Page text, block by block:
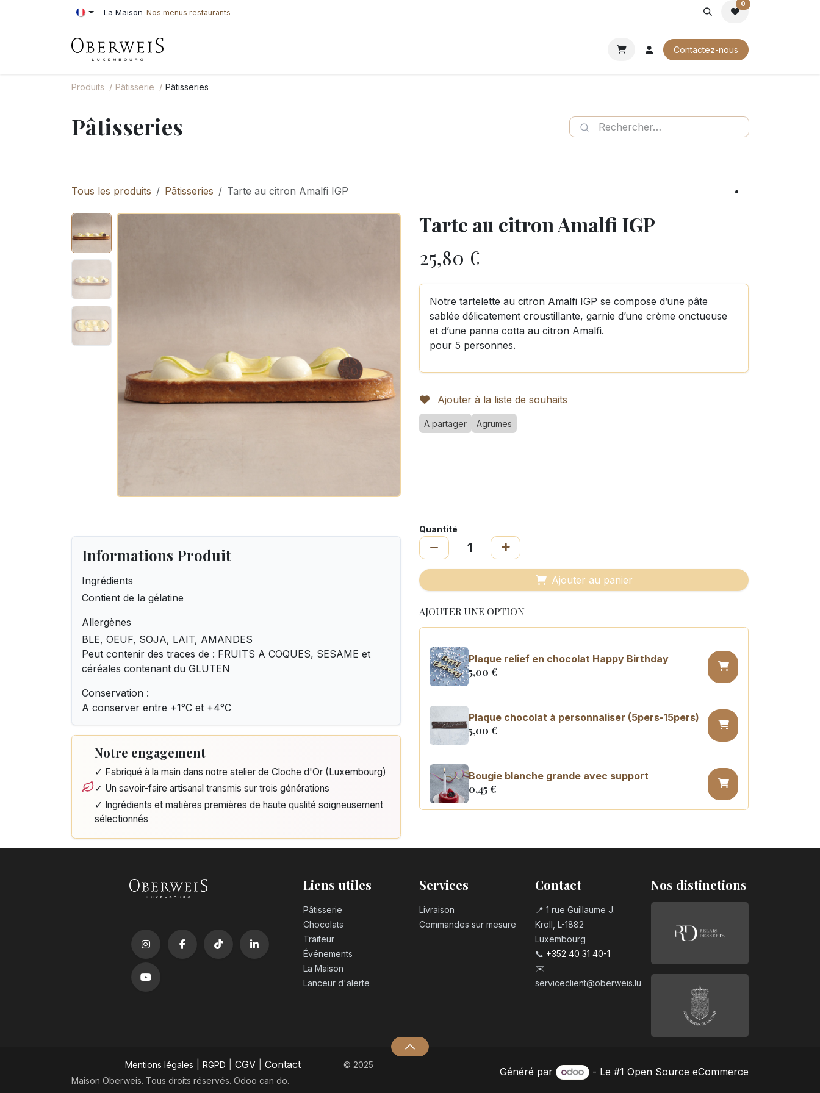
Se rendre au contenu La Maison Nos menus restaurants
0
Contactez-nous
Produits Pâtisserie Pâtisseries
Pâtisseries
Tous les produits Pâtisseries Tarte au citron Amalfi IGP
Tarte au citron Amalfi IGP
25,80 €
Notre tartelette au citron Amalfi IGP se compose d’une pâte
sablée délicatement croustillante, garnie d’une crème onctueuse
et d’une panna cotta au citron Amalfi.
pour 5 personnes.
Ajouter à la liste de souhaits
A partager Agrumes
Informations Produit
Ingrédients
Contient de la gélatine
Allergènes
BLE, OEUF, SOJA, LAIT, AMANDES
Peut contenir des traces de : FRUITS A COQUES, SESAME et
céréales contenant du GLUTEN
Conservation :
A conserver entre +1°C et +4°C
Notre engagement
✓ Fabriqué à la main dans notre atelier de Cloche d'Or (Luxembourg)
✓ Un savoir-faire artisanal transmis sur trois générations
✓ Ingrédients et matières premières de haute qualité soigneusement
sélectionnés
Quantité
Ajouter au panier
AJOUTER UNE OPTION
Plaque relief en chocolat Happy Birthday
5,00 €
Plaque chocolat à personnaliser (5pers-15pers)
5,00 €
Bougie blanche grande avec support
0,45 €
Bougie chiffre n°1
Bougie chiffre n°2
Bougie chiffre n°3
Liens utiles
Pâtisserie
Chocolats
Traiteur
Événements
La Maison
Lanceur d'alerte
Services
Livraison
Commandes sur mesure
Contact
📍 1 rue Guillaume J.
Kroll, L-1882
Luxembourg
📞 +352 40 31 40-1
✉️
serviceclient@oberweis.lu
Nos distinctions
Mentions légales RGPD CGV Contact
© 2025
Maison Oberweis. Tous droits réservés. ​Odoo can do.
Généré par - Le #1 Open Source eCommerce